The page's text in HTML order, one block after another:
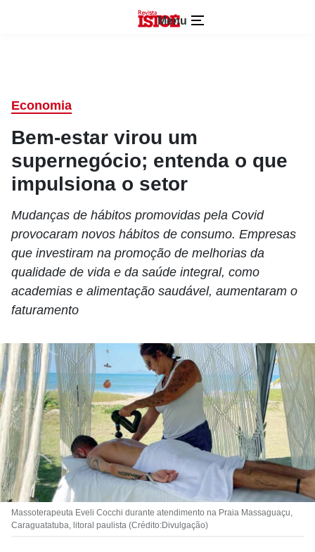
Menu
Economia
Bem-estar virou um
supernegócio; entenda o que
impulsiona o setor
Mudanças de hábitos promovidas pela Covid
provocaram novos hábitos de consumo. Empresas
que investiram na promoção de melhorias da
qualidade de vida e da saúde integral, como
academias e alimentação saudável, aumentaram o
faturamento
Massoterapeuta Eveli Cocchi durante atendimento na Praia Massaguaçu,
Caraguatatuba, litoral paulista (Crédito:Divulgação)